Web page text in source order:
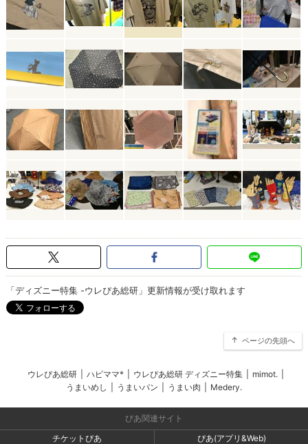
「ディズニー特集 -ウレぴあ総研」更新情報が受け取れます
ページの先頭へ
ウレぴあ総研 ハピママ* ウレぴあ総研 ディズニー特集 mimot.
うまいめし
うまいパン うまい肉 Medery.
ぴあ関連サイト
チケットぴあ
ぴあ(アプリ&Web)